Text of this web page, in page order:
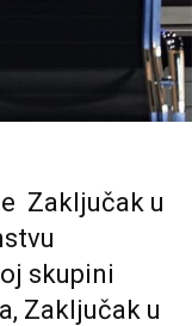
Zaključak u
skupini
Zaključak u